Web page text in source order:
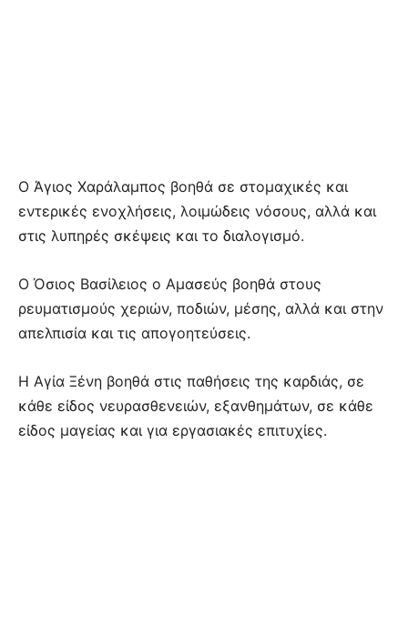
Ο Άγιος Χαράλαμπος βοηθά σε στομαχικές και
εντερικές ενοχλήσεις, λοιμώδεις νόσους, αλλά και
στις λυπηρές σκέψεις και το διαλογισμό.
Ο Όσιος Βασίλειος ο Αμασεύς βοηθά στους
ρευματισμούς χεριών, ποδιών, μέσης, αλλά και στην
απελπισία και τις απογοητεύσεις.
Η Αγία Ξένη βοηθά στις παθήσεις της καρδιάς, σε
κάθε είδος νευρασθενειών, εξανθημάτων, σε κάθε
είδος μαγείας και για εργασιακές επιτυχίες.